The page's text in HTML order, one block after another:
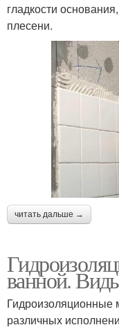
гладкости
плесени.
читать дальше →
ванной.
Гидроизоляционные
различных